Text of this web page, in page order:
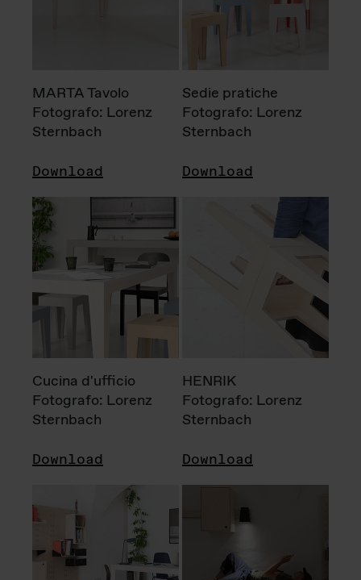
MARTA Tavolo
Fotografo: Lorenz
Sternbach
Download
Sedie pratiche
Fotografo: Lorenz
Sternbach
Download
Cucina d'ufficio
Fotografo: Lorenz
Sternbach
Download
HENRIK
Fotografo: Lorenz
Sternbach
Download